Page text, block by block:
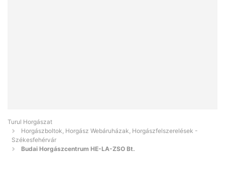
Turul Horgászat
Horgászboltok, Horgász Webáruházak, Horgászfelszerelések -
Székesfehérvár
Budai Horgászcentrum HE-LA-ZSO Bt.